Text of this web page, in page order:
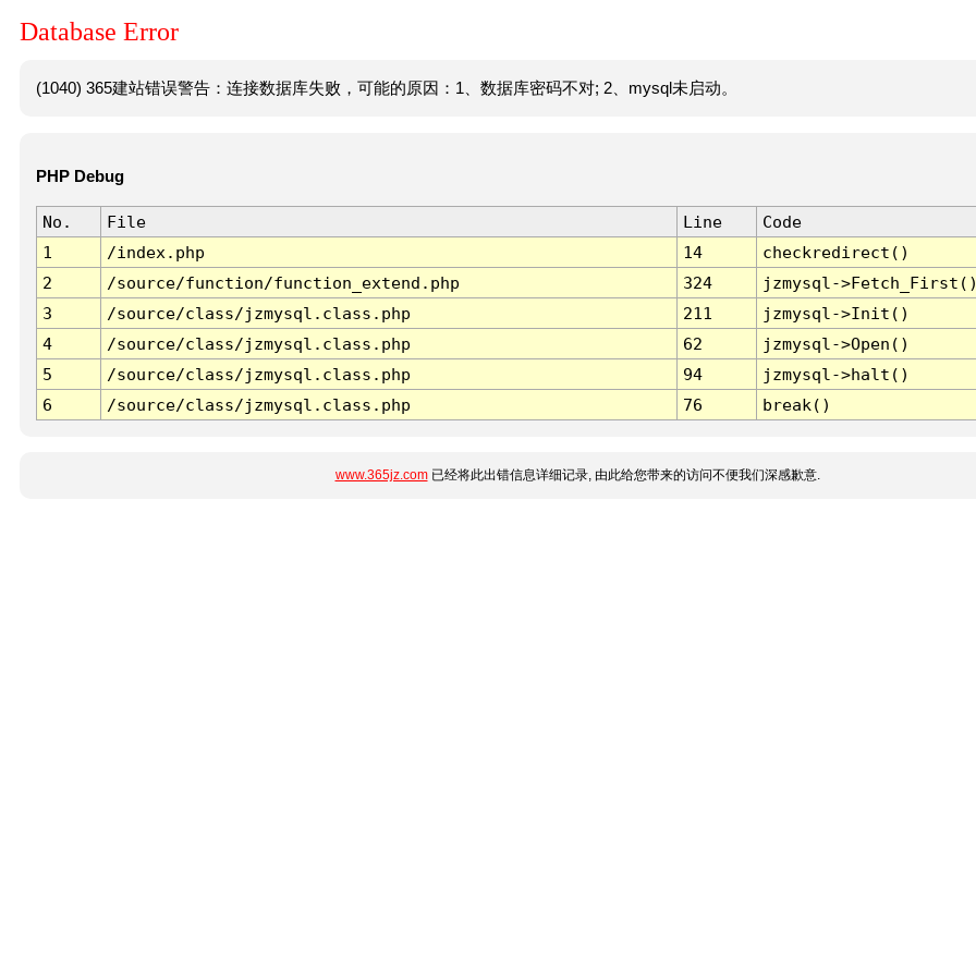
Database Error
(1040) 365建站错误警告：连接数据库失败，可能的原因：1、数据库密码不对; 2、mysql未启动。
PHP Debug
No. File Line
Code
1
/index.php 14
checkredirect()
2
/source/function/function_extend.php 324
jzmysql-
3
/source/class/jzmysql.class.php 211
jzmysql->Init()
4
/source/class/jzmysql.class.php 62
jzmysql->Open()
5
/source/class/jzmysql.class.php 94
jzmysql->halt()
6
/source/class/jzmysql.class.php 76 break()
www.365jz.com已经将此出错信息详细记录, 由此给您带来的访问不便我们深感歉意.